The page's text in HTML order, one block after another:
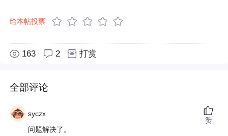
给本帖投票
163 2 打赏
全部评论
syczx
问题解决了。
赞